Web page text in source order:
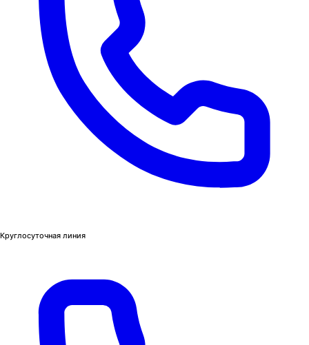
Круглосуточная линия